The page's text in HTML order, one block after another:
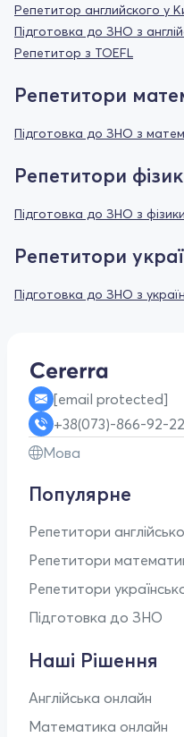
Репетитор английского у
Підготовка до ЗНО з
Репетитор з TOEFL
Репетитори
Підготовка до ЗНО з
Репетитори
Підготовка до ЗНО з фізики
Репетитори
Підготовка до ЗНО з
[email protected]
+38(073)-866-92-22
Мова
Популярне
Репетитори
Репетитори
Репетитори
Підготовка до ЗНО
Наші Рішення
Англійська онлайн
Математика онлайн